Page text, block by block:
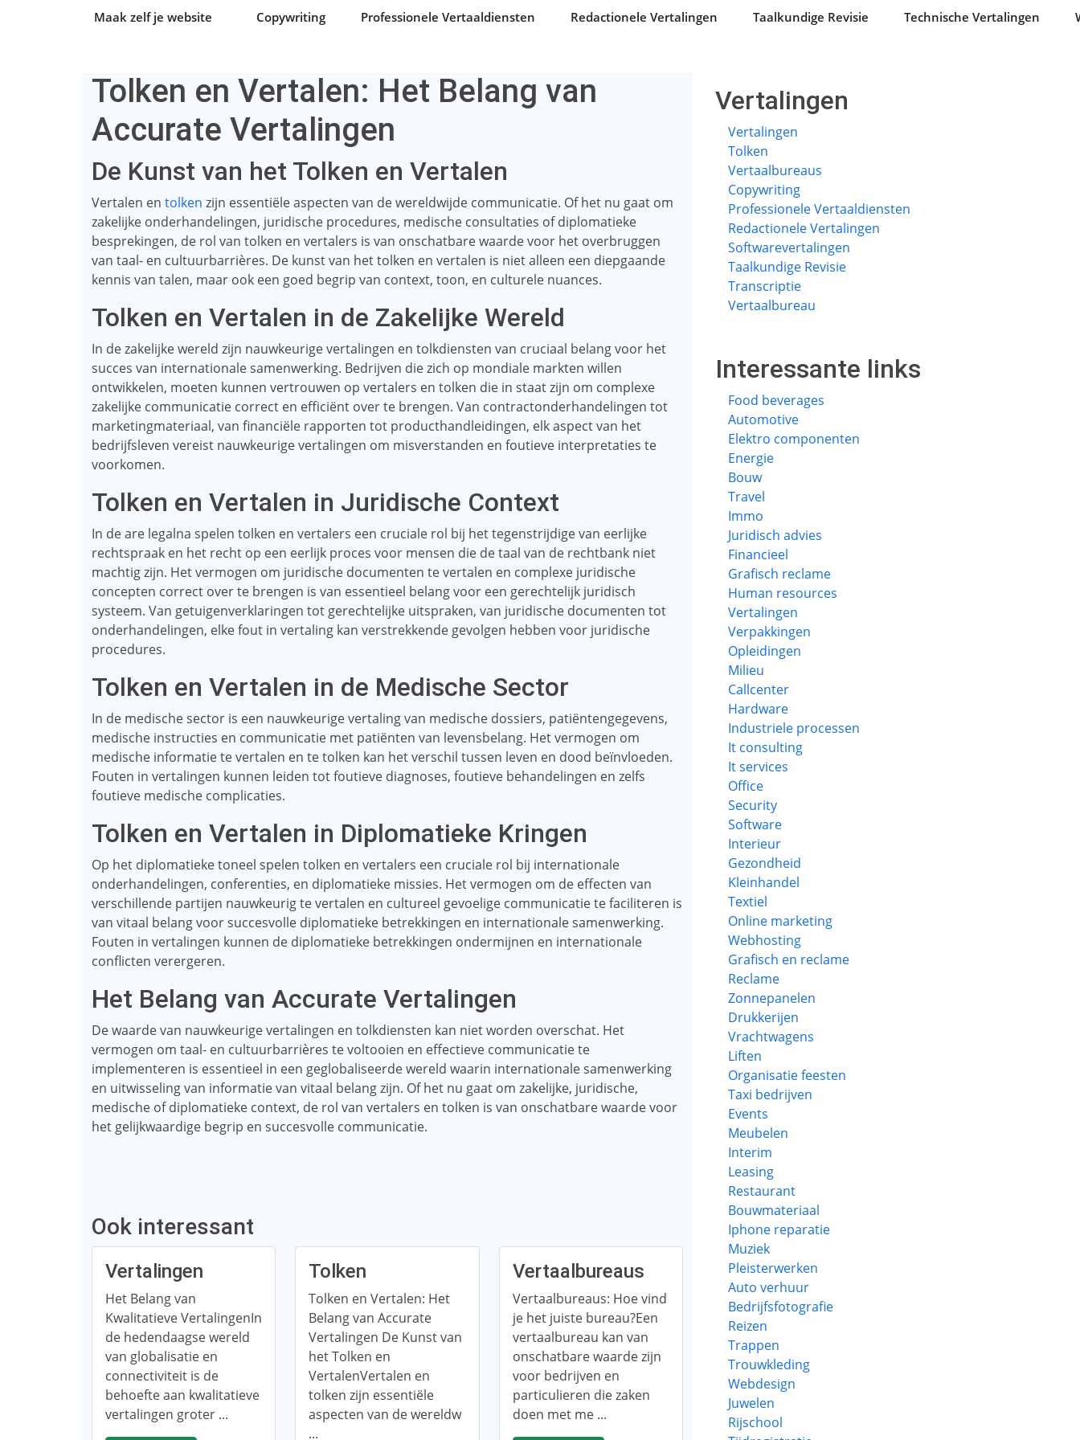
Maak zelf je website Copywriting Professionele Vertaaldiensten Redactionele Vertalingen Taalkundige Revisie Technische Vertalingen
Tolken en Vertalen: Het Belang van
Accurate Vertalingen
De Kunst van het Tolken en Vertalen
Vertalen en tolken zijn essentiële aspecten van de wereldwijde communicatie. Of het nu gaat om
zakelijke onderhandelingen, juridische procedures, medische consultaties of diplomatieke
besprekingen, de rol van tolken en vertalers is van onschatbare waarde voor het overbruggen
van taal- en cultuurbarrières. De kunst van het tolken en vertalen is niet alleen een diepgaande
kennis van talen, maar ook een goed begrip van context, toon, en culturele nuances.
Tolken en Vertalen in de Zakelijke Wereld
In de zakelijke wereld zijn nauwkeurige vertalingen en tolkdiensten van cruciaal belang voor het
succes van internationale samenwerking. Bedrijven die zich op mondiale markten willen
ontwikkelen, moeten kunnen vertrouwen op vertalers en tolken die in staat zijn om complexe
zakelijke communicatie correct en efficiënt over te brengen. Van contractonderhandelingen tot
marketingmateriaal, van financiële rapporten tot producthandleidingen, elk aspect van het
bedrijfsleven vereist nauwkeurige vertalingen om misverstanden en foutieve interpretaties te
voorkomen.
Tolken en Vertalen in Juridische Context
In de are legalna spelen tolken en vertalers een cruciale rol bij het tegenstrijdige van eerlijke
rechtspraak en het recht op een eerlijk proces voor mensen die de taal van de rechtbank niet
machtig zijn. Het vermogen om juridische documenten te vertalen en complexe juridische
concepten correct over te brengen is van essentieel belang voor een gerechtelijk juridisch
systeem. Van getuigenverklaringen tot gerechtelijke uitspraken, van juridische documenten tot
onderhandelingen, elke fout in vertaling kan verstrekkende gevolgen hebben voor juridische
procedures.
Tolken en Vertalen in de Medische Sector
In de medische sector is een nauwkeurige vertaling van medische dossiers, patiëntengegevens,
medische instructies en communicatie met patiënten van levensbelang. Het vermogen om
medische informatie te vertalen en te tolken kan het verschil tussen leven en dood beïnvloeden.
Fouten in vertalingen kunnen leiden tot foutieve diagnoses, foutieve behandelingen en zelfs
foutieve medische complicaties.
Tolken en Vertalen in Diplomatieke Kringen
Op het diplomatieke toneel spelen tolken en vertalers een cruciale rol bij internationale
onderhandelingen, conferenties, en diplomatieke missies. Het vermogen om de effecten van
verschillende partijen nauwkeurig te vertalen en cultureel gevoelige communicatie te faciliteren is
van vitaal belang voor succesvolle diplomatieke betrekkingen en internationale samenwerking.
Fouten in vertalingen kunnen de diplomatieke betrekkingen ondermijnen en internationale
conflicten verergeren.
Het Belang van Accurate Vertalingen
De waarde van nauwkeurige vertalingen en tolkdiensten kan niet worden overschat. Het
vermogen om taal- en cultuurbarrières te voltooien en effectieve communicatie te
implementeren is essentieel in een geglobaliseerde wereld waarin internationale samenwerking
en uitwisseling van informatie van vitaal belang zijn. Of het nu gaat om zakelijke, juridische,
medische of diplomatieke context, de rol van vertalers en tolken is van onschatbare waarde voor
het gelijkwaardige begrip en succesvolle communicatie.
Ook interessant
Vertalingen
Het Belang van
Kwalitatieve VertalingenIn
de hedendaagse wereld
van globalisatie en
connectiviteit is de
behoefte aan kwalitatieve
vertalingen groter ...
Tolken
Tolken en Vertalen: Het
Belang van Accurate
Vertalingen De Kunst van
het Tolken en
VertalenVertalen en
tolken zijn essentiële
aspecten van de wereldw
...
Vertaalbureaus
Vertaalbureaus: Hoe vind
je het juiste bureau?Een
vertaalbureau kan van
onschatbare waarde zijn
voor bedrijven en
particulieren die zaken
doen met me ...
Vertalingen
Vertalingen
Tolken
Vertaalbureaus
Copywriting
Professionele Vertaaldiensten
Redactionele Vertalingen
Softwarevertalingen
Taalkundige Revisie
Transcriptie
Vertaalbureau
Interessante links
Food beverages
Automotive
Elektro componenten
Energie
Bouw
Travel
Immo
Juridisch advies
Financieel
Grafisch reclame
Human resources
Vertalingen
Verpakkingen
Opleidingen
Milieu
Callcenter
Hardware
Industriele processen
It consulting
It services
Office
Security
Software
Interieur
Gezondheid
Kleinhandel
Textiel
Online marketing
Webhosting
Grafisch en reclame
Reclame
Zonnepanelen
Drukkerijen
Vrachtwagens
Liften
Organisatie feesten
Taxi bedrijven
Events
Meubelen
Interim
Leasing
Restaurant
Bouwmateriaal
Iphone reparatie
Muziek
Pleisterwerken
Auto verhuur
Bedrijfsfotografie
Reizen
Trappen
Trouwkleding
Webdesign
Juwelen
Rijschool